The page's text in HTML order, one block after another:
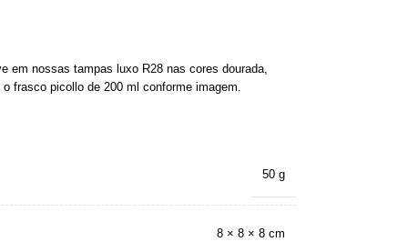
em nossas tampas luxo R28 nas cores dourada,
frasco picollo de 200 ml conforme imagem.
50 g
8 × 8 × 8 cm